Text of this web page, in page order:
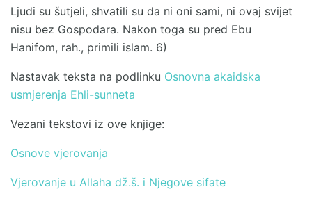
Ljudi su šutjeli, shvatili su da ni oni sami, ni ovaj svijet
nisu bez Gospodara. Nakon toga su pred Ebu
Hanifom, rah., primili islam. 6)
Nastavak teksta na podlinku Osnovna akaidska
usmjerenja Ehli-sunneta
Vezani tekstovi iz ove knjige:
Osnove vjerovanja
Vjerovanje u Allaha dž.š. i Njegove sifate